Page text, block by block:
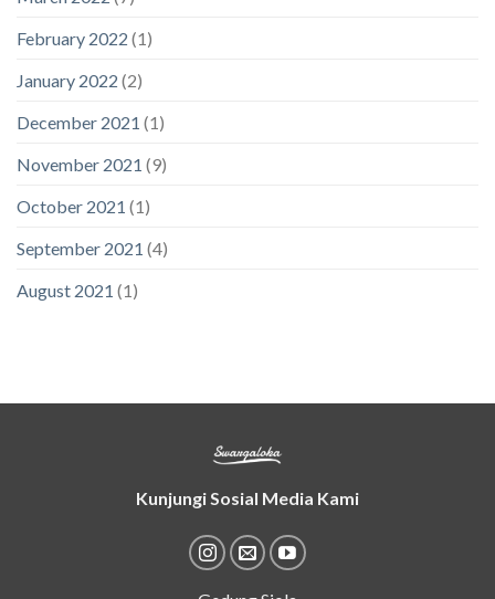
February 2022 (1)
January 2022 (2)
December 2021 (1)
November 2021 (9)
October 2021 (1)
September 2021 (4)
August 2021 (1)
Kunjungi Sosial Media Kami